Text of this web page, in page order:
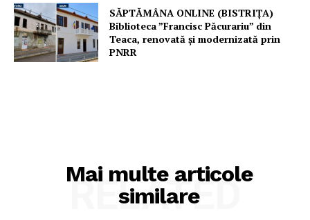
SĂPTĂMÂNA ONLINE (BISTRIȚA)
Biblioteca ”Francisc Păcurariu” din
Teaca, renovată și modernizată prin
PNRR
Mai multe articole
similare
RELATED